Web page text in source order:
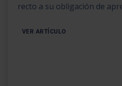
recto a su obligación de
VER ARTÍCULO